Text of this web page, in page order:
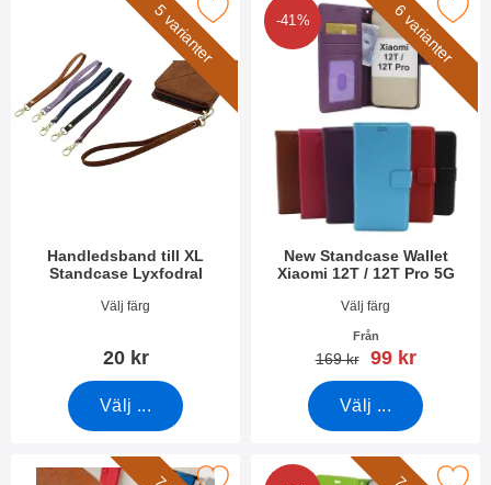
5 varianter
Handledsband till XL
Standcase Lyxfodral
Art. nr 50276Välj färg
20 kr
Välj ...
handledsband till XL Standcase Lyxfodral som favorit
6 varianter
-41%
New Standcase Wallet
Xiaomi 12T / 12T Pro 5G
Art. nr 45363Välj färg
Från
tidigare pris
169 kr rea pris
99 kr
Välj ...
Makera new Standcase Wallet Xiaomi